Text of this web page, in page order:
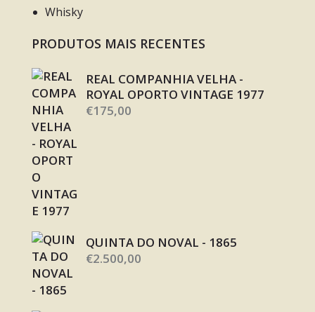
Whisky
PRODUTOS MAIS RECENTES
REAL COMPANHIA VELHA -
ROYAL OPORTO VINTAGE 1977
€175,00
QUINTA DO NOVAL - 1865
€2.500,00